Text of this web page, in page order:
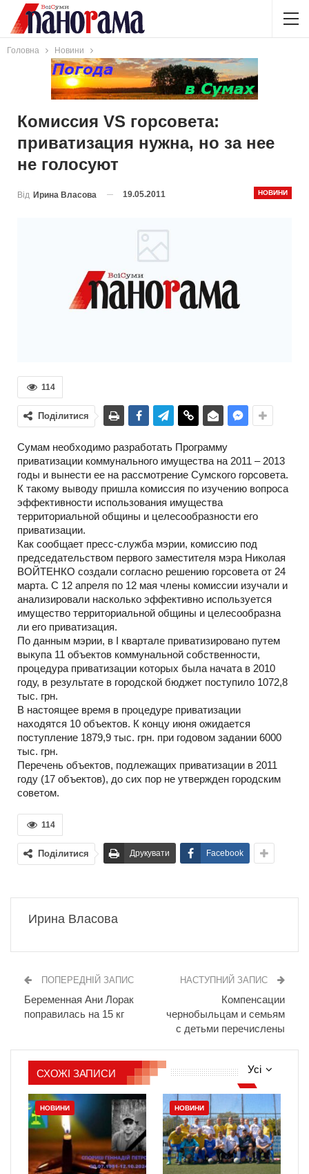
Головна Новини
Комиссия VS горсовета:
приватизация нужна, но за нее
не голосуют
НОВИНИ
Від Ирина Власова 19.05.2011
114
Поділитися
Сумам необходимо разработать Программу
приватизации коммунального имущества на 2011 – 2013
годы и вынести ее на рассмотрение Сумского горсовета.
К такому выводу пришла комиссия по изучению вопроса
эффективности использования имущества
территориальной общины и целесообразности его
приватизации.
Как сообщает пресс-служба мэрии, комиссию под
председательством первого заместителя мэра Николая
ВОЙТЕНКО создали согласно решению горсовета от 24
марта. С 12 апреля по 12 мая члены комиссии изучали и
анализировали насколько эффективно используется
имущество территориальной общины и целесообразна
ли его приватизация.
По данным мэрии, в I квартале приватизировано путем
выкупа 11 объектов коммунальной собственности,
процедура приватизации которых была начата в 2010
году, в результате в городской бюджет поступило 1072,8
тыс. грн.
В настоящее время в процедуре приватизации
находятся 10 объектов. К концу июня ожидается
поступление 1879,9 тыс. грн. при годовом задании 6000
тыс. грн.
Перечень объектов, подлежащих приватизации в 2011
году (17 объектов), до сих пор не утвержден городским
советом.
114
Поділитися Друкувати Facebook
Ирина Власова
ПОПЕРЕДНІЙ ЗАПИС
Беременная Ани Лорак
поправилась на 15 кг
НАСТУПНИЙ ЗАПИС
Компенсации
чернобыльцам и семьям
с детьми перечислены
Усі
СХОЖІ ЗАПИСИ
НОВИНИ НОВИНИ